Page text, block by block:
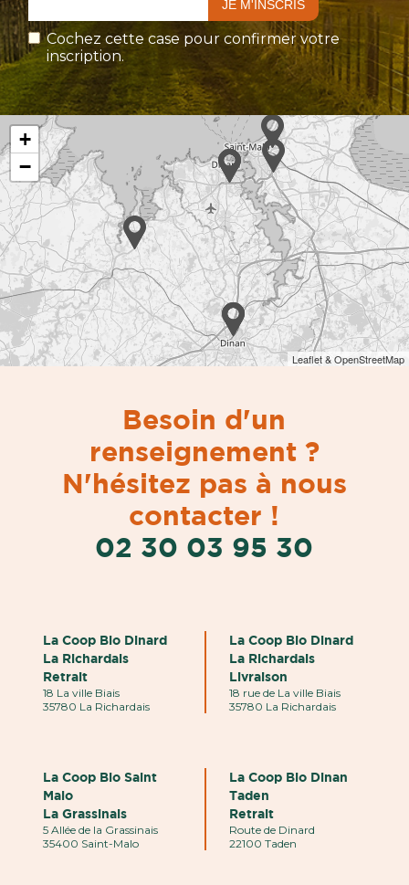
Cochez cette case pour confirmer votre
inscription.
Besoin d'un
renseignement ?
N'hésitez pas à nous
contacter !
02 30 03 95 30
La Coop Bio Dinard
La Richardais
Retrait
18 La ville Biais
35780 La Richardais
La Coop Bio Dinard
La Richardais
Livraison
18 rue de La ville Biais
35780 La Richardais
La Coop Bio Saint
Malo
La Grassinais
5 Allée de la Grassinais
35400 Saint-Malo
La Coop Bio Dinan
Taden
Retrait
Route de Dinard
22100 Taden
+
−
Leaflet & OpenStreetMap